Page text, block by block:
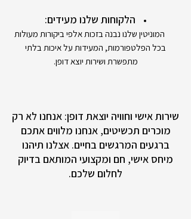
הלקוחות שלנו מעידים:
המוניטין שלנו נבנה בזכות אלפי ביקורות מעולות
בכל הפלטפורמות, המעידות על איכות בלתי
מתפשרת ושירות יוצא דופן.
שירות אישי וחוויה יוצאת דופן: אנחנו לא רק
מוכרים תכשיטים, אנחנו מלווים אתכם
ברגעים המרגשים בחיים. אצלנו תיהנו
מיחס אישי, חם ומקצועי המותאם בדיוק
לחלום שלכם.